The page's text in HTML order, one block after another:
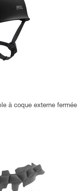
à coque externe fermée